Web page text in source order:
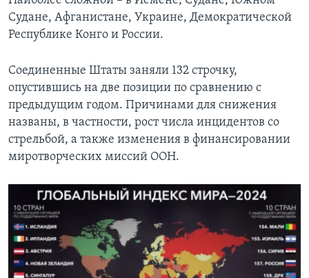
Судане, Афганистане, Украине, Демократической
Республике Конго и России.
Соединенные Штаты заняли 132 строчку,
опустившись на две позиции по сравнению с
предыдущим годом. Причинами для снижения
названы, в частности, рост числа инцидентов со
стрельбой, а также изменения в финансировании
миротворческих миссий ООН.